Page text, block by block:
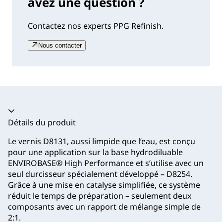
Contactez nos experts PPG Refinish.
Nous contacter
Accordéon fermé
Détails du produit
Le vernis D8131, aussi limpide que l’eau, est conçu
pour une application sur la base hydrodiluable
ENVIROBASE® High Performance et s’utilise avec un
seul durcisseur spécialement développé – D8254.
Grâce à une mise en catalyse simplifiée, ce système
réduit le temps de préparation – seulement deux
composants avec un rapport de mélange simple de
2:1.